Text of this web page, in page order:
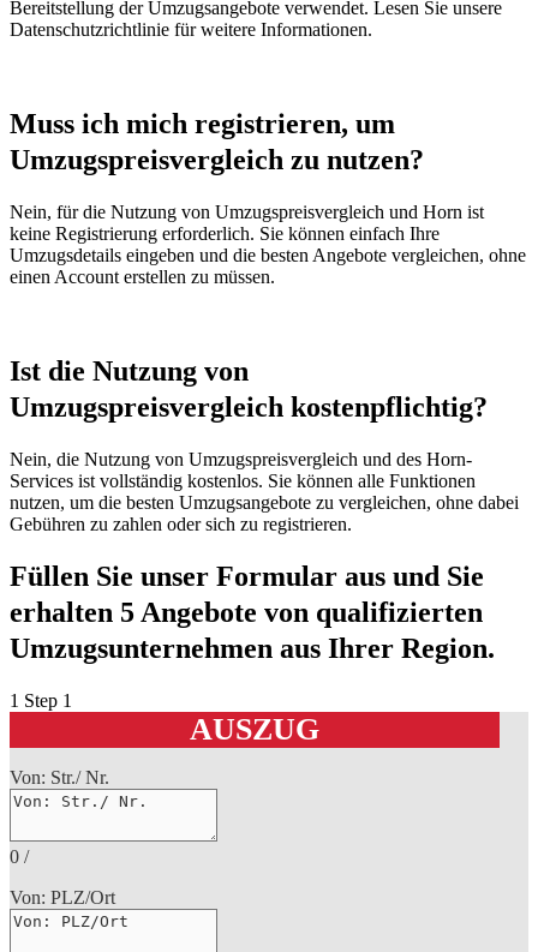
Bereitstellung der Umzugsangebote verwendet. Lesen Sie unsere
Datenschutzrichtlinie für weitere Informationen.
Muss ich mich registrieren, um
Umzugspreisvergleich zu nutzen?
Nein, für die Nutzung von Umzugspreisvergleich und Horn ist
keine Registrierung erforderlich. Sie können einfach Ihre
Umzugsdetails eingeben und die besten Angebote vergleichen, ohne
einen Account erstellen zu müssen.
Ist die Nutzung von
Umzugspreisvergleich kostenpflichtig?
Nein, die Nutzung von Umzugspreisvergleich und des Horn-
Services ist vollständig kostenlos. Sie können alle Funktionen
nutzen, um die besten Umzugsangebote zu vergleichen, ohne dabei
Gebühren zu zahlen oder sich zu registrieren.
Füllen Sie unser Formular aus und Sie
erhalten 5 Angebote von qualifizierten
Umzugsunternehmen aus Ihrer Region.
1 Step 1
AUSZUG
Von: Str./ Nr.
0 /
Von: PLZ/Ort